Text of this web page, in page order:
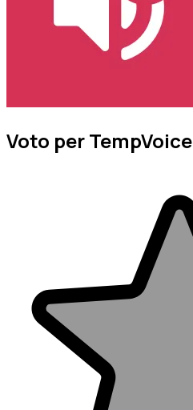
Voto per TempVoice